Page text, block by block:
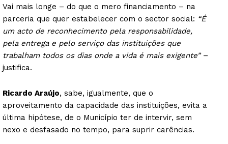
Vai mais longe – do que o mero financiamento – na
parceria que quer estabelecer com o sector social: “É
um acto de reconhecimento pela responsabilidade,
pela entrega e pelo serviço das instituições que
trabalham todos os dias onde a vida é mais exigente”–
justifica.
Ricardo Araújo, sabe, igualmente, que o
aproveitamento da capacidade das instituições, evita a
última hipótese, de o Município ter de intervir, sem
nexo e desfasado no tempo, para suprir carências.